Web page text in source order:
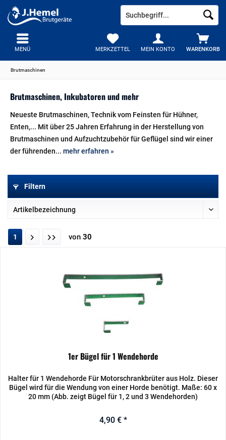
WARENKORB
MERKZETTEL MEIN KONTO
MENÜ
Brutmaschinen
Brutmaschinen, Inkubatoren und mehr
Neueste Brutmaschinen, Technik vom Feinsten für Hühner,
Enten,... Mit über 25 Jahren Erfahrung in der Herstellung von
Brutmaschinen und Aufzuchtzubehör für Geflügel sind wir einer
der führenden... mehr erfahren »
Filtern
1 von 30
1er Bügel für 1 Wendehorde
Halter für 1 Wendehorde Für Motorschrankbrüter aus Holz. Dieser
Bügel wird für die Wendung von einer Horde benötigt. Maße: 60 x
20 mm (Abb. zeigt Bügel für 1, 2 und 3 Wendehorden)
4,90 € *